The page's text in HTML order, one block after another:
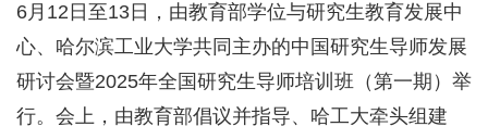
6月12日至13日，由教育部学位与研究生教育发展中
心、哈尔滨工业大学共同主办的中国研究生导师发展
研讨会暨2025年全国研究生导师培训班（第一期）举
行。会上，由教育部倡议并指导、哈工大牵头组建